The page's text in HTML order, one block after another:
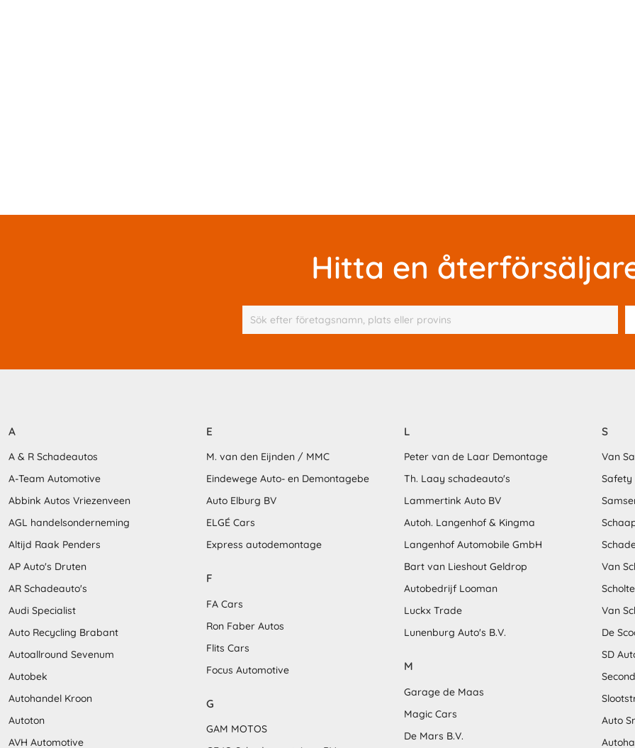
Hitta en
A
A & R Schadeautos
A-Team Automotive
Abbink Autos Vriezenveen
AGL handelsonderneming
Altijd Raak Penders
AP Auto's Druten
AR Schadeauto's
Audi Specialist
Auto Recycling Brabant
Autoallround Sevenum
Autobek
Autohandel Kroon
Autoton
AVH Automotive
E
M. van den Eijnden / MMC
Eindewege Auto- en Demontagebe
Auto Elburg BV
ELGÉ Cars
Express autodemontage
F
FA Cars
Ron Faber Autos
Flits Cars
Focus Automotive
G
GAM MOTOS
L
Peter van de Laar Demontage
Th. Laay schadeauto's
Lammertink Auto BV
Autoh. Langenhof & Kingma
Langenhof Automobile GmbH
Bart van Lieshout Geldrop
Autobedrijf Looman
Luckx Trade
Lunenburg Auto's B.V.
M
Garage de Maas
Magic Cars
De Mars B.V.
S
Van
Safety
Van
Van
De
SD
Auto